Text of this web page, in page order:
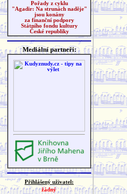
Pořady z cyklu
"Agadir: Na strunách naděje"
jsou konány
za finanční podpory
Státního fondu kultury
České republiky
Mediální partneři:
Přihlášený uživatel:
žádný